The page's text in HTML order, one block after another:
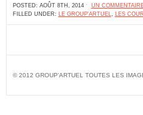
POSTED: AOÛT 8TH, 2014 ˑ UN
FILLED UNDER: LE GROUP'ARTUEL, LES
© 2012 GROUP'ARTUEL TOUTES LES